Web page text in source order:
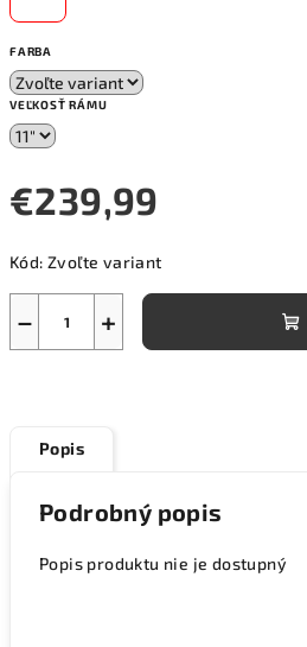
FARBA
VEĽKOSŤ RÁMU
€239,99
cena:
Kód: Zvoľte variant
+
−
Popis
Podrobný popis
Popis produktu nie je dostupný